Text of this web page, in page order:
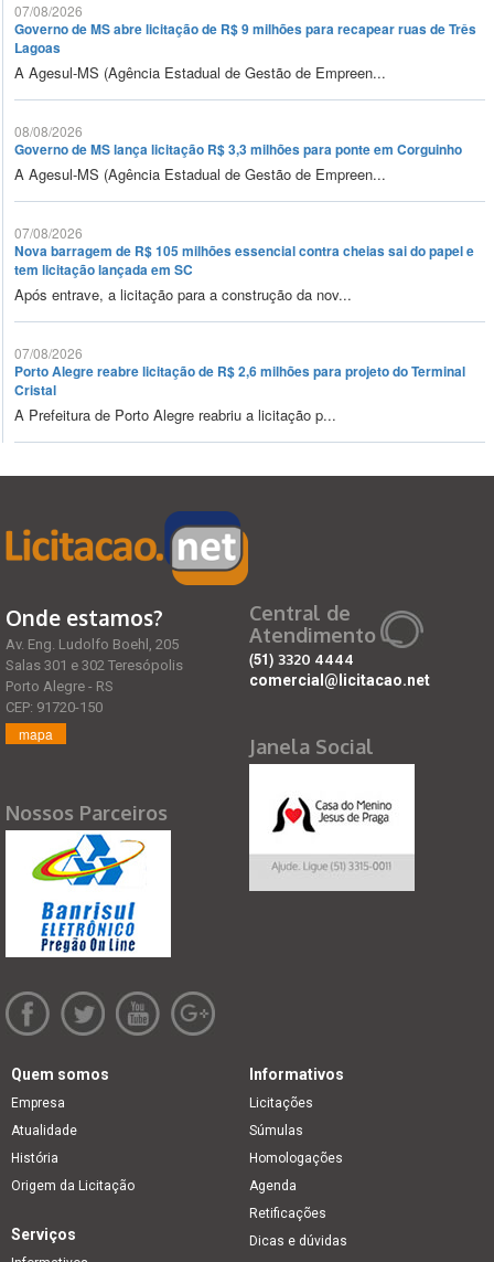
07/08/2026
Governo de MS abre licitação de R$ 9 milhões para recapear ruas de Três
Lagoas
A Agesul-MS (Agência Estadual de Gestão de Empreen...
08/08/2026
Governo de MS lança licitação R$ 3,3 milhões para ponte em Corguinho
A Agesul-MS (Agência Estadual de Gestão de Empreen...
07/08/2026
Nova barragem de R$ 105 milhões essencial contra cheias sai do papel e
tem licitação lançada em SC
Após entrave, a licitação para a construção da nov...
07/08/2026
Porto Alegre reabre licitação de R$ 2,6 milhões para projeto do Terminal
Cristal
A Prefeitura de Porto Alegre reabriu a licitação p...
Onde estamos?
Av. Eng. Ludolfo Boehl, 205
Salas 301 e 302 Teresópolis
Porto Alegre - RS
CEP: 91720-150
mapa
Nossos Parceiros
Central de
Atendimento
(51) 3320 4444
comercial@licitacao.net
Janela Social
Quem somos
Empresa
Atualidade
História
Origem da Licitação
Informativos
Licitações
Súmulas
Homologações
Agenda
Retificações
Dicas e dúvidas
Serviços